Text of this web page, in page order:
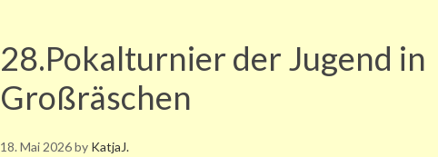
28.Pokalturnier der Jugend in
Großräschen
18. Mai 2026by KatjaJ.